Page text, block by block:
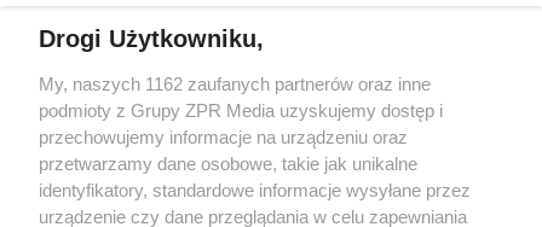
Żaden utwór zamieszczony w serwisie nie może być powielany i
rozpowszechniany lub dalej rozpowszechniany w jakikolwiek sposób (w
tym także elektroniczny lub mechaniczny) na jakimkolwiek polu
eksploatacji w jakiejkolwiek formie, włącznie z umieszczaniem w
Internecie bez pisemnej zgody właściciela praw. Jakiekolwiek użycie lub
wykorzystanie utworów w całości lub w części z naruszeniem prawa,
tzn. bez właściwej zgody, jest zabronione pod groźbą kary i może być
Drogi Użytkowniku,
My, naszych 1162 zaufanych partnerów oraz inne
podmioty z Grupy ZPR Media uzyskujemy dostęp i
przechowujemy informacje na urządzeniu oraz
przetwarzamy dane osobowe, takie jak unikalne
identyfikatory, standardowe informacje wysyłane przez
urządzenie czy dane przeglądania w celu zapewniania